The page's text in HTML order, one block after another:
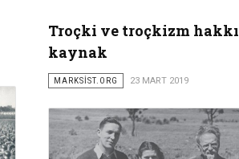
Troçki ve troçkizm
kaynak
MARKSİST.ORG 23 MART 2019